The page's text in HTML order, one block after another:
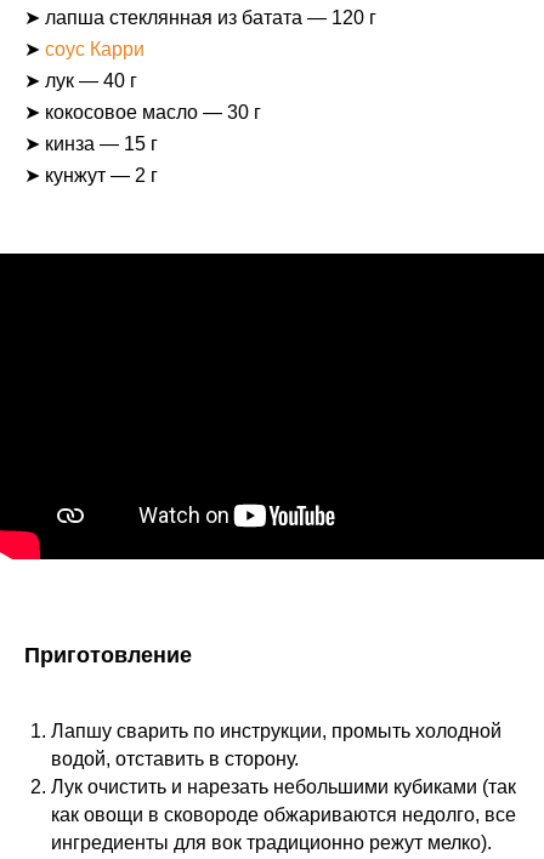
➤ лапша стеклянная из батата — 120 г
➤ соус Карри
➤ лук — 40 г
➤ кокосовое масло — 30 г
➤ кинза — 15 г
➤ кунжут — 2 г
Приготовление
Лапшу сварить по инструкции, промыть холодной
водой, отставить в сторону.
Лук очистить и нарезать небольшими кубиками (так
как овощи в сковороде обжариваются недолго, все
ингредиенты для вок традиционно режут мелко).